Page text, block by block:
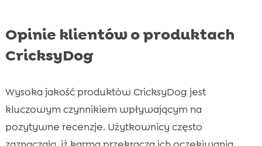
Opinie klientów o produktach
CricksyDog
Wysoka jakość produktów CricksyDog jest
kluczowym czynnikiem wpływającym na
pozytywne recenzje. Użytkownicy często